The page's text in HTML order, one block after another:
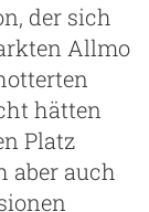
der sich
Allmo
hätten
Platz
aber auch